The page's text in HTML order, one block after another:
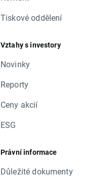
Tiskové oddělení
Vztahy s investory
Novinky
Reporty
Ceny akcií
ESG
Právní informace
Důležité dokumenty